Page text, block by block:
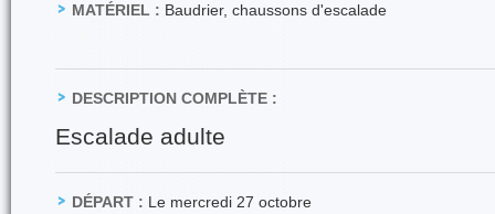
MATÉRIEL : Baudrier, chaussons d'escalade
DESCRIPTION COMPLÈTE :
Escalade adulte
DÉPART : Le mercredi 27 octobre